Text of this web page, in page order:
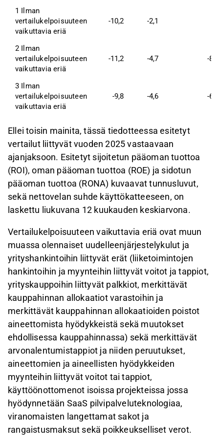
1 Ilman
vertailukelpoisuuteen
vaikuttavia eriä
-10,2 -2,1
2 Ilman
vertailukelpoisuuteen
vaikuttavia eriä
-11,2 -4,7 -
3 Ilman
vertailukelpoisuuteen
vaikuttavia eriä
-9,8 -4,6 -
Ellei toisin mainita, tässä tiedotteessa esitetyt
vertailut liittyvät vuoden 2025 vastaavaan
ajanjaksoon. Esitetyt sijoitetun pääoman tuottoa
(ROI), oman pääoman tuottoa (ROE) ja sidotun
pääoman tuottoa (RONA) kuvaavat tunnusluvut,
sekä nettovelan suhde käyttökatteeseen, on
laskettu liukuvana 12 kuukauden keskiarvona.
Vertailukelpoisuuteen vaikuttavia eriä ovat muun
muassa olennaiset uudelleenjärjestelykulut ja
yrityshankintoihin liittyvät erät (liiketoimintojen
hankintoihin ja myynteihin liittyvät voitot ja tappiot,
yrityskauppoihin liittyvät palkkiot, merkittävät
kauppahinnan allokaatiot varastoihin ja
merkittävät kauppahinnan allokaatioiden poistot
aineettomista hyödykkeistä sekä muutokset
ehdollisessa kauppahinnassa) sekä merkittävät
arvonalentumistappiot ja niiden peruutukset,
aineettomien ja aineellisten hyödykkeiden
myynteihin liittyvät voitot tai tappiot,
käyttöönottomenot isoissa projekteissa jossa
hyödynnetään SaaS pilvipalveluteknologiaa,
viranomaisten langettamat sakot ja
rangaistusmaksut sekä poikkeukselliset verot.